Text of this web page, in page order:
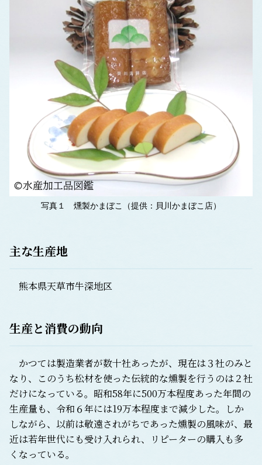
写真１ 燻製かまぼこ（提供：貝川かまぼこ店）
主な生産地
熊本県天草市牛深地区
生産と消費の動向
かつては製造業者が数十社あったが、現在は３社のみと
なり、このうち松材を使った伝統的な燻製を行うのは２社
だけになっている。昭和58年に500万本程度あった年間の
生産量も、令和６年には19万本程度まで減少した。しか
しながら、以前は敬遠されがちであった燻製の風味が、最
近は若年世代にも受け入れられ、リピーターの購入も多
くなっている。